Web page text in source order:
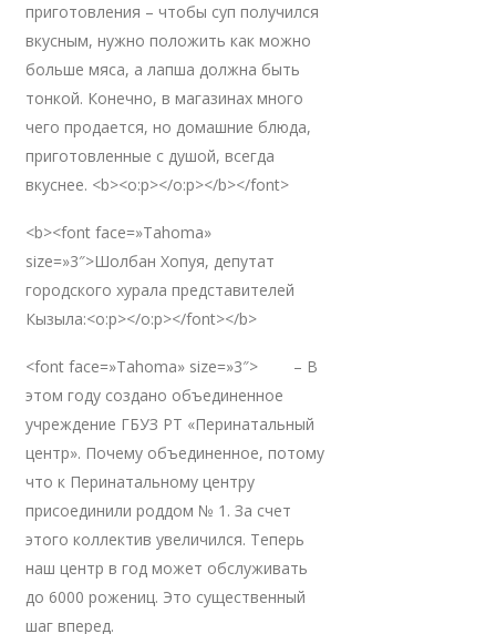
приготовления – чтобы суп получился
вкусным, нужно положить как можно
больше мяса, а лапша должна быть
тонкой. Конечно, в магазинах много
чего продается, но домашние блюда,
приготовленные с душой, всегда
вкуснее. <b><o:p></o:p></b></font>
<b><font face=»Tahoma»
size=»3″>Шолбан Хопуя, депутат
городского хурала представителей
Кызыла:<o:p></o:p></font></b>
<font face=»Tahoma» size=»3″> – В
этом году создано объединенное
учреждение ГБУЗ РТ «Перинатальный
центр». Почему объединенное, потому
что к Перинатальному центру
присоединили роддом № 1. За счет
этого коллектив увеличился. Теперь
наш центр в год может обслуживать
до 6000 рожениц. Это существенный
шаг вперед.